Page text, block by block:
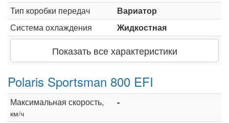
Тип коробки передач
Вариатор
Система охлаждения
Жидкостная
Показать все характеристики
Polaris Sportsman 800 EFI
Максимальная скорость,
км/ч
-